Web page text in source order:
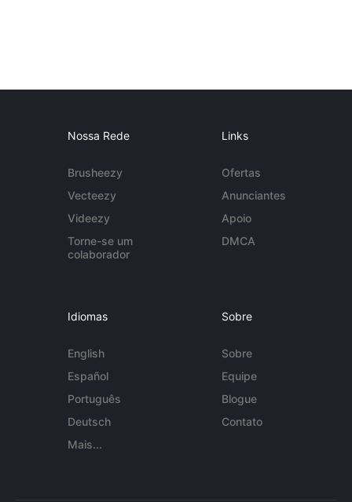
Nossa Rede
Brusheezy
Vecteezy
Videezy
Torne-se um
colaborador
Links
Ofertas
Anunciantes
Apoio
DMCA
Idiomas
English
Español
Português
Deutsch
Mais...
Sobre
Sobre
Equipe
Blogue
Contato